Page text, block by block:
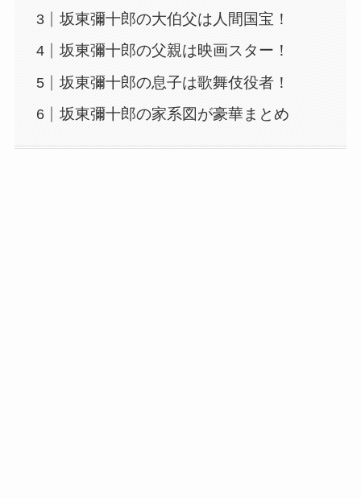
坂東彌十郎の大伯父は人間国宝！
坂東彌十郎の父親は映画スター！
坂東彌十郎の息子は歌舞伎役者！
坂東彌十郎の家系図が豪華まとめ